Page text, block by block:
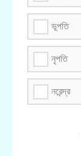
ভূপতি
নৃপতি
নরেন্দ্র